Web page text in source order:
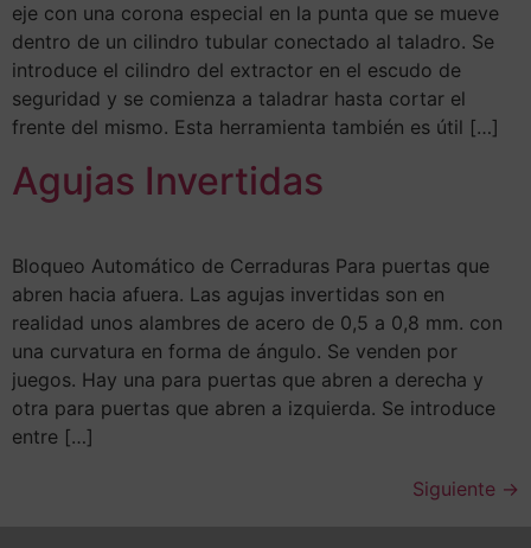
eje con una corona especial en la punta que se mueve
dentro de un cilindro tubular conectado al taladro. Se
introduce el cilindro del extractor en el escudo de
seguridad y se comienza a taladrar hasta cortar el
frente del mismo. Esta herramienta también es útil […]
Agujas Invertidas
Bloqueo Automático de Cerraduras Para puertas que
abren hacia afuera. Las agujas invertidas son en
realidad unos alambres de acero de 0,5 a 0,8 mm. con
una curvatura en forma de ángulo. Se venden por
juegos. Hay una para puertas que abren a derecha y
otra para puertas que abren a izquierda. Se introduce
entre […]
Siguiente →